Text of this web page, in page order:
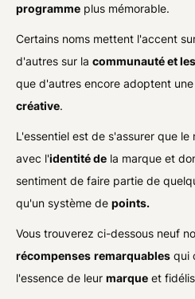
programme plus mémorable.
Certains noms mettent l'accent
d'autres sur lacommunauté et
que d'autres encore adoptent
créative.
L'essentiel est de s'assurer que
avec l'identité de la marque et
sentiment de faire partie de
qu'un système depoints.
Vous trouverez ci-dessous neuf
récompenses remarquables qui
l'essence de leurmarque et